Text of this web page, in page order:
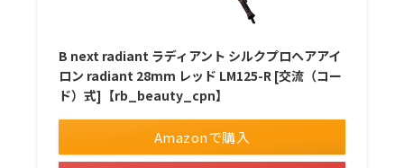
B next radiant ラディアント シルクプロヘアアイ
ロン radiant 28mm レッド LM125-R [交流（コー
ド）式]【rb_beauty_cpn】
Amazonで購入